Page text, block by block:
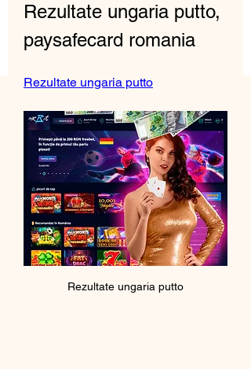
Rezultate ungaria putto,
paysafecard romania
Rezultate ungaria putto
Rezultate ungaria putto